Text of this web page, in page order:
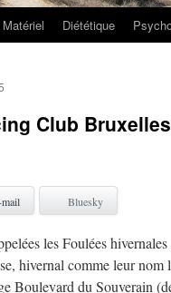
Matériel Diététique
Club
Bluesky
les Foulées
hivernal comme leur nom
Boulevard du Souverain